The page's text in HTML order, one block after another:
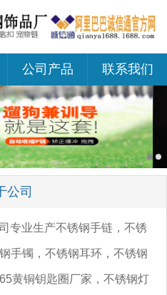
公司产品 联系我们
公司
专业生产不锈钢手链，不锈
手镯，不锈钢耳环，不锈钢
黄铜钥匙圈厂家，不锈钢灯